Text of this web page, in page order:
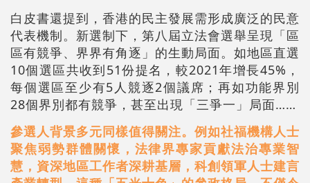
白皮書還提到，香港的民主發展需形成廣泛的民意
代表機制。新選制下，第八屆立法會選舉呈現「區
區有競爭、界界有角逐」的生動局面。如地區直選
10個選區共收到51份提名，較2021年增長45%，
每個選區至少有5人競逐2個議席；再如功能界別
28個界別都有競爭，甚至出現「三爭一」局面……
參選人背景多元同樣值得關注。例如社福機構人士
聚焦弱勢群體關懷，法律界專家貢獻法治專業智
慧，資深地區工作者深耕基層，科創領軍人士建言